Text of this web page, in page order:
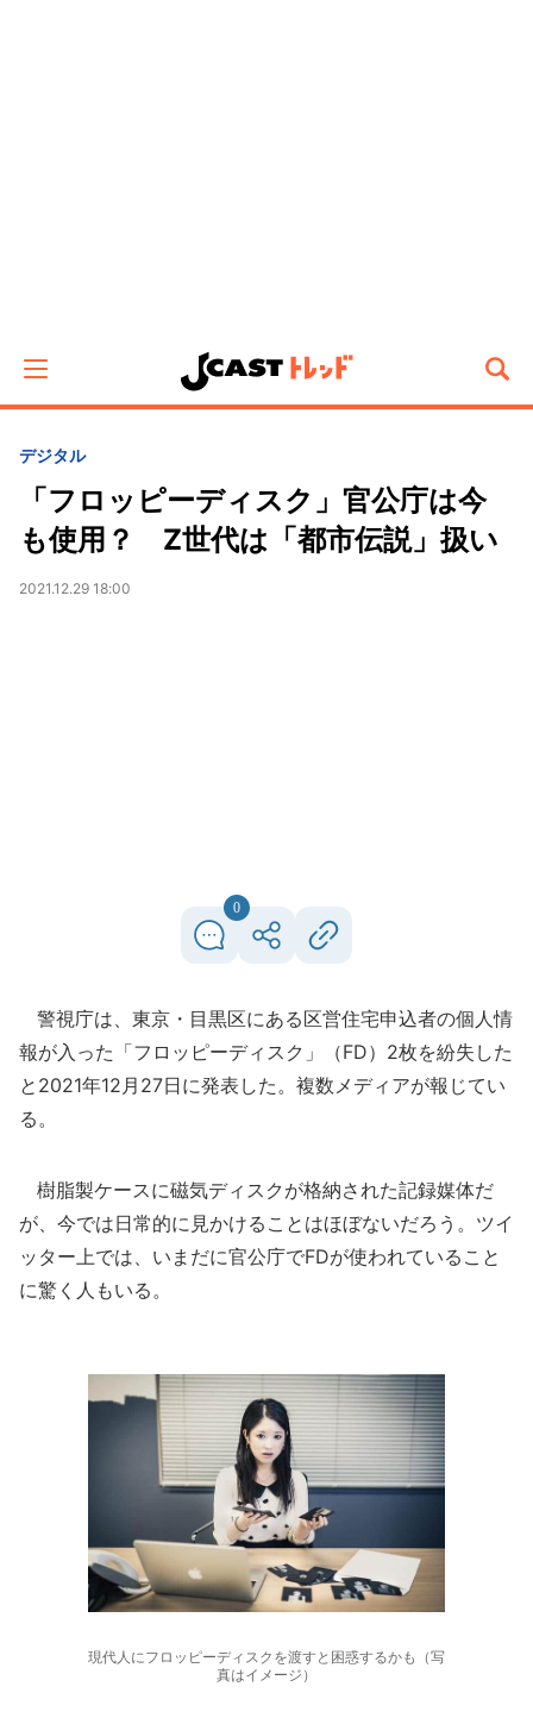
デジタル
「フロッピーディスク」官公庁は今
も使用？ Z世代は「都市伝説」扱い
2021.12.29 18:00
0
警視庁は、東京・目黒区にある区営住宅申込者の個人情
報が入った「フロッピーディスク」（FD）2枚を紛失した
と2021年12月27日に発表した。複数メディアが報じてい
る。
樹脂製ケースに磁気ディスクが格納された記録媒体だ
が、今では日常的に見かけることはほぼないだろう。ツイ
ッター上では、いまだに官公庁でFDが使われていること
に驚く人もいる。
現代人にフロッピーディスクを渡すと困惑するかも（写
真はイメージ）